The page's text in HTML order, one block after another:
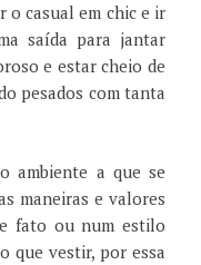
o casual em chic e ir
saída para jantar
e estar cheio de
pesados com tanta
ambiente a que se
maneiras e valores
fato ou num estilo
que vestir, por essa